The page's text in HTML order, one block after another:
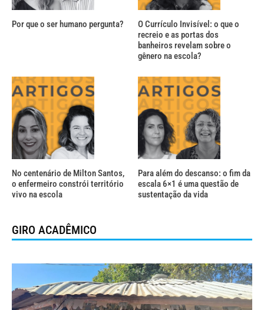
Por que o ser humano pergunta?
O Currículo Invisível: o que o
recreio e as portas dos
banheiros revelam sobre o
gênero na escola?
No centenário de Milton Santos,
o enfermeiro constrói território
vivo na escola
Para além do descanso: o fim da
escala 6×1 é uma questão de
sustentação da vida
GIRO ACADÊMICO